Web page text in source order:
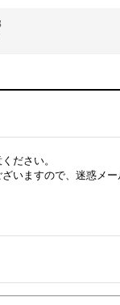
ださい。
いますので、迷惑メ